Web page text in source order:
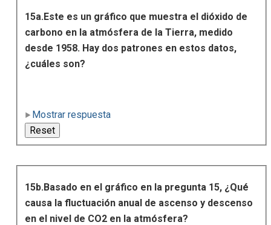
15a.Este es un gráfico que muestra el dióxido de
carbono en la atmósfera de la Tierra, medido
desde 1958. Hay dos patrones en estos datos,
¿cuáles son?
Mostrar respuesta
15b.Basado en el gráfico en la pregunta 15, ¿Qué
causa la fluctuación anual de ascenso y descenso
en el nivel de CO2 en la atmósfera?